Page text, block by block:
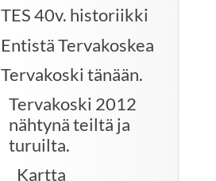
TES 40v. historiikki
Entistä Tervakoskea
Tervakoski tänään.
Tervakoski 2012
nähtynä teiltä ja
turuilta.
Kartta